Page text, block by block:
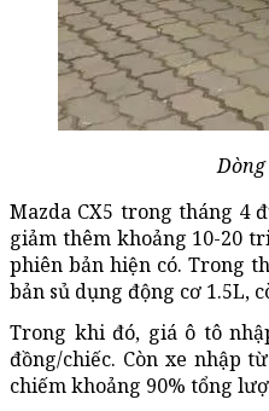
Mazda CX5 trong tháng 4
giảm thêm khoảng 10-20
phiên bản hiện có. Trong
bản sủ dụng động cơ 1.5L,
Trong khi đó, giá ô tô
đồng/chiếc. Còn xe nhập
chiếm khoảng 90% tổng